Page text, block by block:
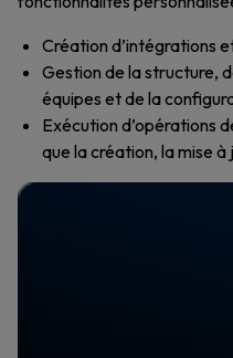
Création d’intégrations
Gestion de la structure,
équipes et de la
Exécution d’opérations
que la création, la mise à